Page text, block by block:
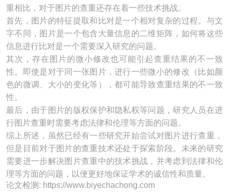
重相比，对于图片的查重还存在着一些技术挑战。
首先，图片的特征提取和比对是一个相对复杂的过程。与文
字不同，图片是一个包含大量信息的二维矩阵，如何将这些
信息进行比对是一个需要深入研究的问题。
其次，存在图片的微小修改也可能引起查重结果的不一致
性。即使是对于同一张图片，进行一些微小的修改（比如颜
色的微调、大小的变化等），都可能导致查重结果的不一致
性。
最后，由于图片的版权保护和隐私权等问题，研究人员在进
行图片查重时需要考虑法律和伦理等方面的问题。
综上所述，虽然已经有一些研究开始尝试对图片进行查重，
但是目前对于图片的查重技术还处于探索阶段。未来的研究
需要进一步解决图片查重中的技术挑战，并考虑到法律和伦
理等方面的问题，以便更好地保证学术的诚信性和质量。
论文检测: https://www.biyechachong.com